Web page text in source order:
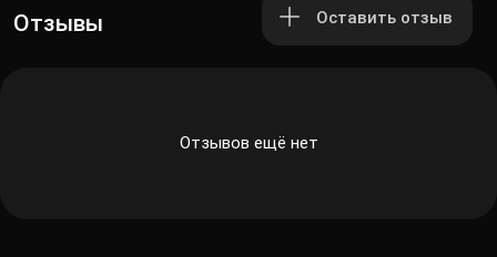
Отзывы Оставить отзыв
Отзывов ещё нет